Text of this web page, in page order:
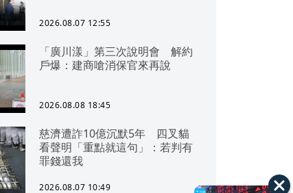
2026.08.07 12:55
「廣川漾」第三次說明會 解約
戶爆：建商嗆消保官來再說
2026.08.08 18:45
慈濟遭詐10億沉默5年 四叉貓
看聲明「重點就這句」：若判有
罪錢還我
2026.08.07 10:49